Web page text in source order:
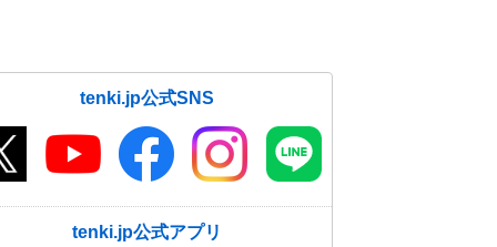
tenki.jp公式SNS
tenki.jp公式アプリ